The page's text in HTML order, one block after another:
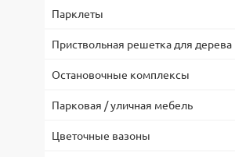
Парклеты
Приствольная решетка для дерева
Остановочные комплексы
Парковая / уличная мебель
Цветочные вазоны